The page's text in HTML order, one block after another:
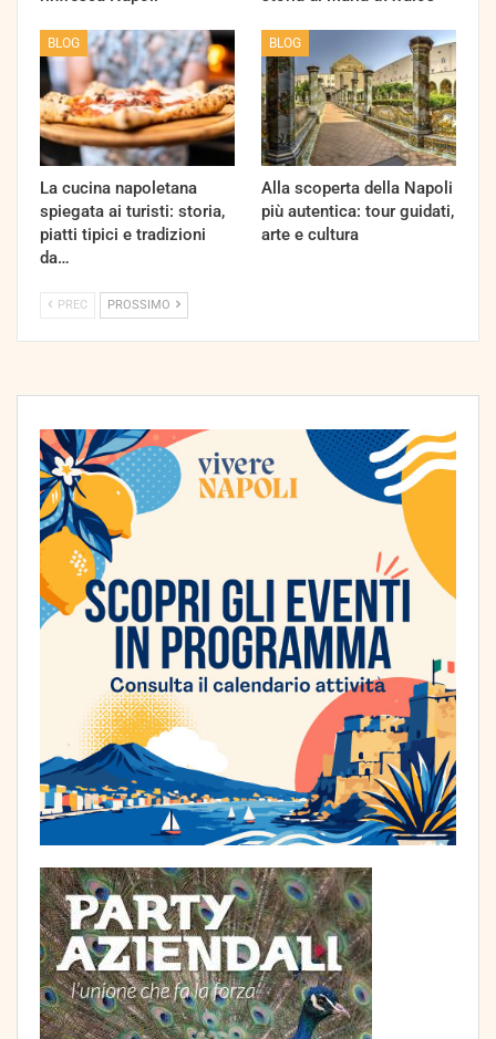
BLOG
La cucina napoletana
spiegata ai turisti: storia,
piatti tipici e tradizioni
da…
BLOG
Alla scoperta della Napoli
più autentica: tour guidati,
arte e cultura
PREC PROSSIMO